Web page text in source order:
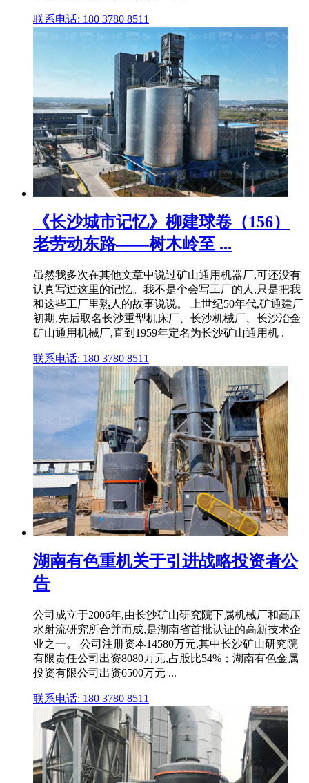
联系电话: 180 3780 8511
《长沙城市记忆》柳建球卷（156）
老劳动东路——树木岭至 ...
虽然我多次在其他文章中说过矿山通用机器厂,可还没有
认真写过这里的记忆。我不是个会写工厂的人,只是把我
和这些工厂里熟人的故事说说。 上世纪50年代,矿通建厂
初期,先后取名长沙重型机床厂、长沙机械厂、长沙冶金
矿山通用机械厂,直到1959年定名为长沙矿山通用机 .
联系电话: 180 3780 8511
湖南有色重机关于引进战略投资者公
告
公司成立于2006年,由长沙矿山研究院下属机械厂和高压
水射流研究所合并而成,是湖南省首批认证的高新技术企
业之一。 公司注册资本14580万元,其中长沙矿山研究院
有限责任公司出资8080万元,占股比54%；湖南有色金属
投资有限公司出资6500万元 ...
联系电话: 180 3780 8511